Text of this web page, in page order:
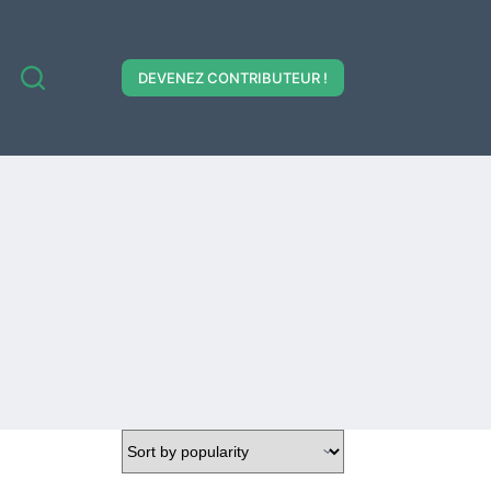
DEVENEZ CONTRIBUTEUR !